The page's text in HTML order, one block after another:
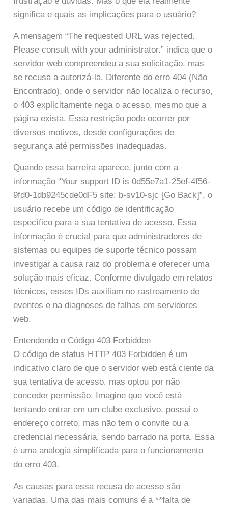
significa e quais as implicações para o usuário?
A mensagem “The requested URL was rejected.
Please consult with your administrator.” indica que o
servidor web compreendeu a sua solicitação, mas
se recusa a autorizá-la. Diferente do erro 404 (Não
Encontrado), onde o servidor não localiza o recurso,
o 403 explicitamente nega o acesso, mesmo que a
página exista. Essa restrição pode ocorrer por
diversos motivos, desde configurações de
segurança até permissões inadequadas.
Quando essa barreira aparece, junto com a
informação “Your support ID is 0d55e7a1-25ef-4f56-
9fd0-1db9245cde0dF5 site: b-sv10-sjc [Go Back]”, o
usuário recebe um código de identificação
específico para a sua tentativa de acesso. Essa
informação é crucial para que administradores de
sistemas ou equipes de suporte técnico possam
investigar a causa raiz do problema e oferecer uma
solução mais eficaz. Conforme divulgado em relatos
técnicos, esses IDs auxiliam no rastreamento de
eventos e na diagnoses de falhas em servidores
web.
Entendendo o Código 403 Forbidden
O código de status HTTP 403 Forbidden é um
indicativo claro de que o servidor web está ciente da
sua tentativa de acesso, mas optou por não
conceder permissão. Imagine que você está
tentando entrar em um clube exclusivo, possui o
endereço correto, mas não tem o convite ou a
credencial necessária, sendo barrado na porta. Essa
é uma analogia simplificada para o funcionamento
do erro 403.
As causas para essa recusa de acesso são
variadas. Uma das mais comuns é a **falta de